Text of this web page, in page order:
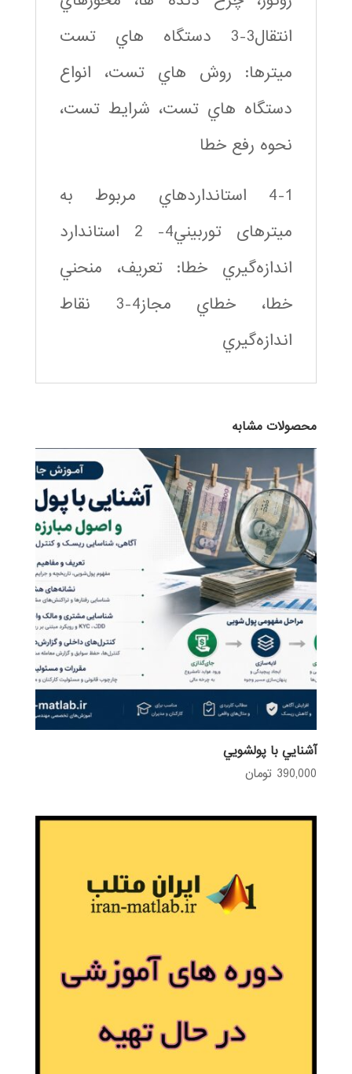
انتقال3-3 دستگاه هاي تست
میترها: روش هاي تست، انواع
دستگاه هاي تست، شرايط تست،
نحوه رفع خطا
4-1 استانداردهاي مربوط به
میترهای توربيني4- 2 استاندارد
اندازه‌گيري خطا: تعريف، منحني
خطا، خطاي مجاز4-3 نقاط
اندازه‌گيري
محصولات مشابه
آشنايي با پولشويي
390,000 تومان